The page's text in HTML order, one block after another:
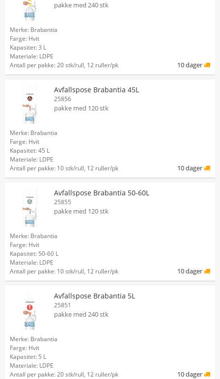
pakke med 240 stk
Merke: Brabantia
Farge: Hvit
Kapasitet: 3 L
Materiale: LDPE
Antall per pakke: 20 stk/rull, 12 ruller/pk
10 dager
Avfallspose Brabantia 45L
25856
pakke med 120 stk
Merke: Brabantia
Farge: Hvit
Kapasitet: 45 L
Materiale: LDPE
Antall per pakke: 10 stk/rull, 12 ruller/pk
10 dager
Avfallspose Brabantia 50-60L
25855
pakke med 120 stk
Merke: Brabantia
Farge: Hvit
Kapasitet: 50-60 L
Materiale: LDPE
Antall per pakke: 10 stk/rull, 12 ruller/pk
10 dager
Avfallspose Brabantia 5L
25851
pakke med 240 stk
Merke: Brabantia
Farge: Hvit
Kapasitet: 5 L
Materiale: LDPE
Antall per pakke: 20 stk/rull, 12 ruller/pk
10 dager